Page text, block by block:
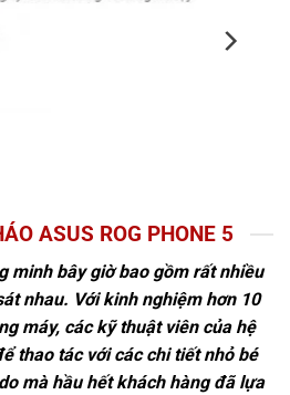
ASUS ROG PHONE 5
minh bây giờ bao gồm rất nhiều
nhau. Với kinh nghiệm hơn 10
máy, các kỹ thuật viên của hệ
thao tác với các chi tiết nhỏ bé
mà hầu hết khách hàng đã lựa